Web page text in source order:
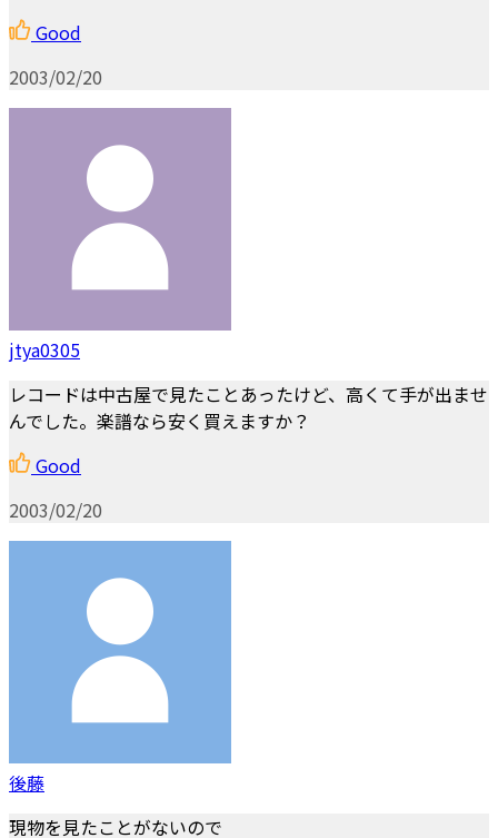
Good
2003/02/20
jtya0305
レコードは中古屋で見たことあったけど、高くて手が出ませ
んでした。楽譜なら安く買えますか？
Good
2003/02/20
後藤
現物を見たことがないので